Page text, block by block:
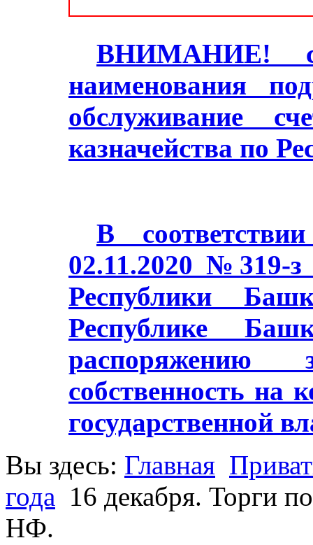
ВНИМАНИЕ! с
наименования
обслуживание
казначейства по
В
02.11.2020 №319-
Республики
Республике
распоряжению
собственность на
государственной
Вы здесь: Главная
года 16 декабря. Торги
НФ.